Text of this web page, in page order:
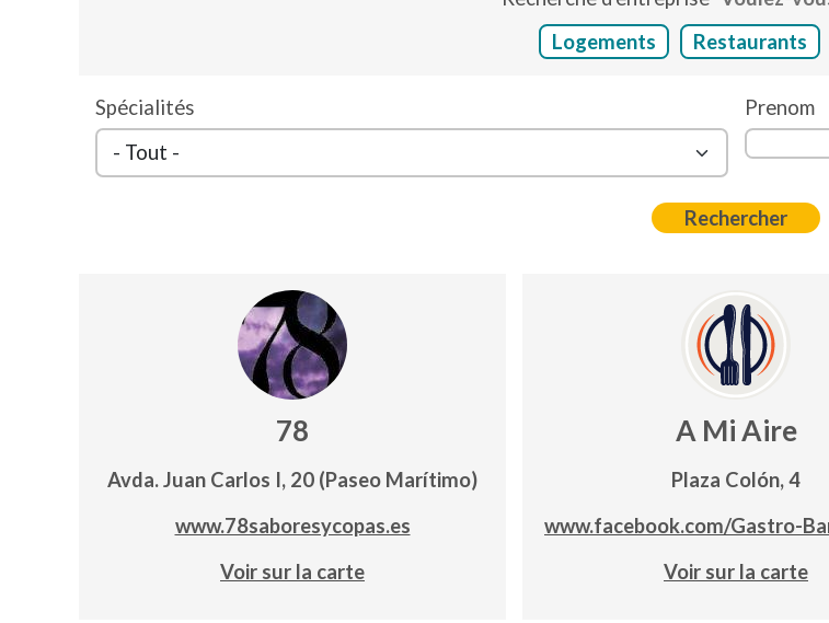
Logements
Restaurants
Spécialités Prenom
78
Avda. Juan Carlos I, 20 (Paseo Marítimo)
www.78saboresycopas.es
Voir sur la carte
A Mi Aire
Plaza Colón, 4
www.facebook.com/Gastro-
Voir sur la carte